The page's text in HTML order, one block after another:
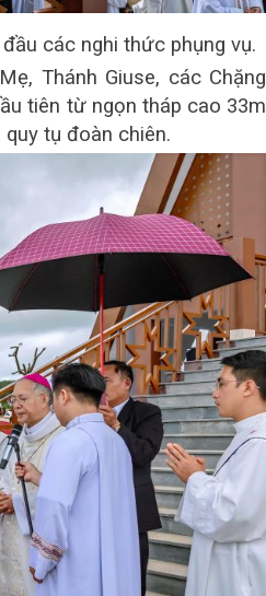
các nghi thức phụng vụ.
Thánh Giuse, các Chặng
tiên từ ngọn tháp cao 33m
tụ đoàn chiên.